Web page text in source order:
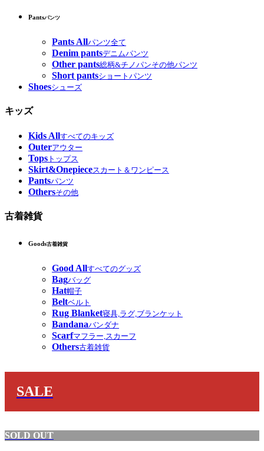
Pantsパンツ
Pants Allパンツ全て
Denim pantsデニムパンツ
Other pants総柄&チノパンその他パンツ
Short pantsショートパンツ
Shoesシューズ
キッズ
Kids Allすべてのキッズ
Outerアウター
Tops トップス
Skirt&Onepieceスカート＆ワンピース
Pantsパンツ
Othersその他
古着雑貨
Goods古着雑貨
Good Allすべてのグッズ
Bagバッグ
Hat帽子
Beltベルト
Rug Blanket寝具,ラグ,ブランケット
Bandanaバンダナ
Scarfマフラー,スカーフ
Others古着雑貨
SALE
SOLD OUT